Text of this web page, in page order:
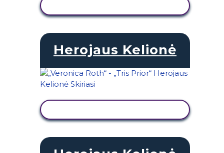
Herojaus Kelionė